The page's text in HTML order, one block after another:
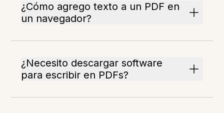
¿Cómo agrego texto a un PDF en
un navegador?
¿Necesito descargar software
para escribir en PDFs?